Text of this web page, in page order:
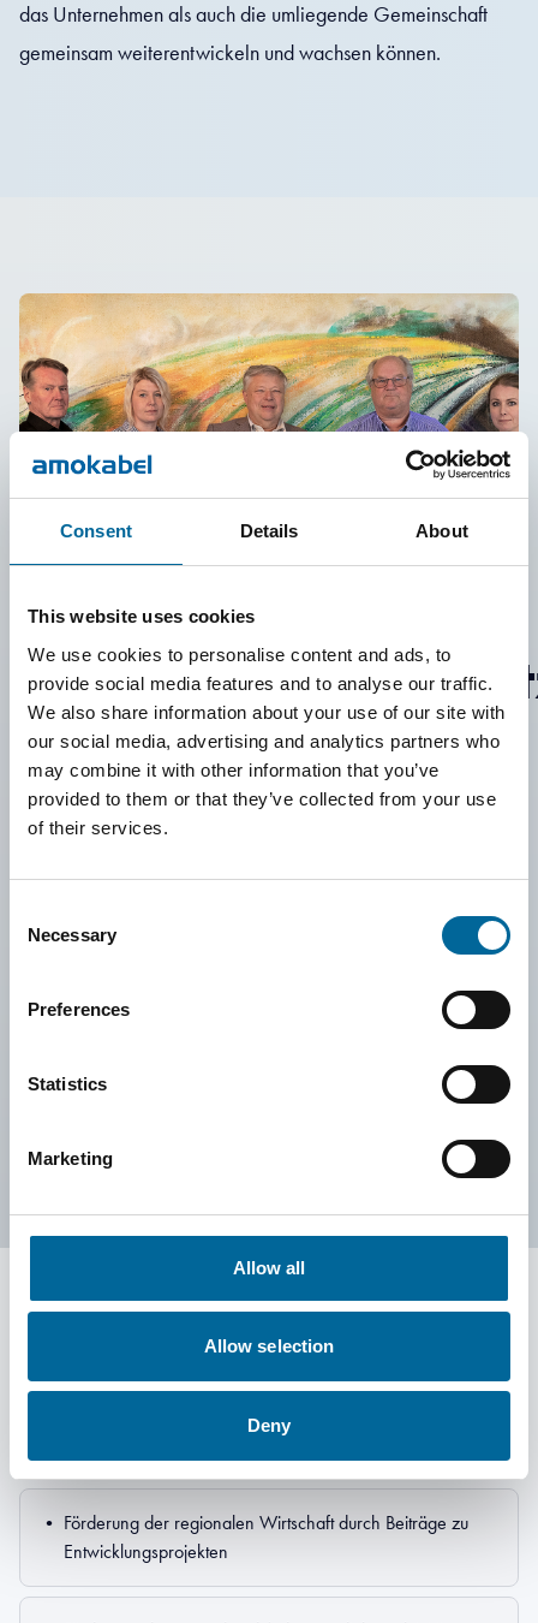
Consent Details About
This website uses cookies
We use cookies to personalise content and ads, to
provide social media features and to analyse our traffic.
We also share information about your use of our site with
our social media, advertising and analytics partners who
may combine it with other information that you’ve
provided to them or that they’ve collected from your use
of their services.
Selection
Necessary
Preferences
Statistics
Marketing
Allow all
Allow selection
Deny
das Unternehmen als auch die umliegende Gemeinschaft
gemeinsam weiterentwickeln und wachsen können.
& Bewerbung
Antragsberechtigt sind in erster Linie Personen mit Wohnsitz
in der ehemaligen Gemeinde Älghult, gefolgt von Personen
in der Gemeinde Uppvidinge, im Landkreis Kronoberg sowie
in anderen Teilen von Småland – in dieser Reihenfolge der
Kapitalgesellschaften) können Fördermittel beantragen.
Förderzwecke
Fördermittel können für folgende Zwecke beantragt werden:
• Förderung der regionalen Wirtschaft durch Beiträge zu
Entwicklungsprojekten